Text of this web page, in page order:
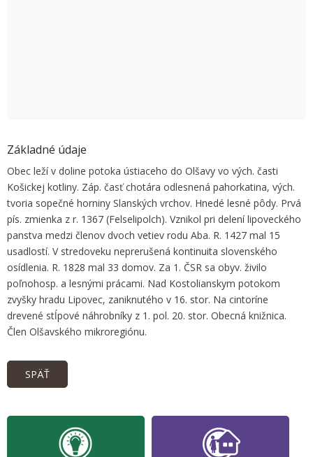
Základné údaje
Obec leží v doline potoka ústiaceho do Olšavy vo vých. časti
Košickej kotliny. Záp. časť chotára odlesnená pahorkatina, vých.
tvoria sopečné horniny Slanských vrchov. Hnedé lesné pôdy. Prvá
pís. zmienka z r. 1367 (Felselipolch). Vznikol pri delení lipoveckého
panstva medzi členov dvoch vetiev rodu Aba. R. 1427 mal 15
usadlostí. V stredoveku neprerušená kontinuita slovenského
osídlenia. R. 1828 mal 33 domov. Za 1. ČSR sa obyv. živilo
poľnohosp. a lesnými prácami. Nad Kostolianskym potokom
zvyšky hradu Lipovec, zaniknutého v 16. stor. Na cintoríne
drevené stĺpové náhrobníky z 1. pol. 20. stor. Obecná knižnica.
Člen Olšavského mikroregiónu.
SPÄŤ